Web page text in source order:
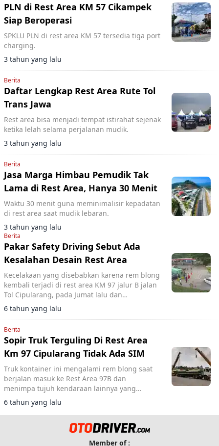
PLN di Rest Area KM 57 Cikampek
Siap Beroperasi
SPKLU PLN di rest area KM 57 tersedia tiga port
charging.
3 tahun yang lalu
Berita
Daftar Lengkap Rest Area Rute Tol
Trans Jawa
Rest area bisa menjadi tempat istirahat sejenak
ketika lelah selama perjalanan mudik.
3 tahun yang lalu
Berita
Jasa Marga Himbau Pemudik Tak
Lama di Rest Area, Hanya 30 Menit
Waktu 30 menit guna meminimalisir kepadatan
di rest area saat mudik lebaran.
3 tahun yang lalu
Berita
Pakar Safety Driving Sebut Ada
Kesalahan Desain Rest Area
Kecelakaan yang disebabkan karena rem blong
kembali terjadi di rest area KM 97 jalur B jalan
Tol Cipularang, pada Jumat lalu dan
menghantam mobil yang sedang parkir.
6 tahun yang lalu
Berita
Sopir Truk Terguling Di Rest Area
Km 97 Cipularang Tidak Ada SIM
Truk kontainer ini mengalami rem blong saat
berjalan masuk ke Rest Area 97B dan
menimpa tujuh kendaraan lainnya yang
sedang parkir di Rest Area.
6 tahun yang lalu
Member of :